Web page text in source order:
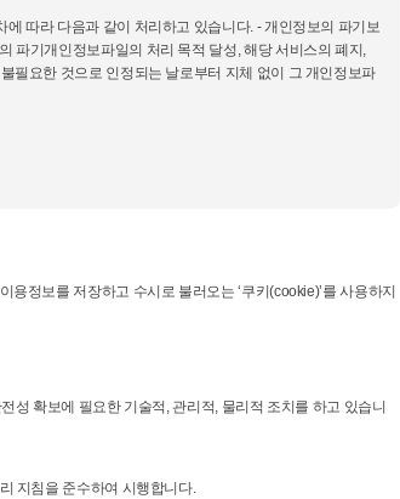
따라 다음과 같이 처리하고 있습니다. - 개인정보의 파기보
파기개인정보파일의 처리 목적 달성, 해당 서비스의 폐지,
필요한 것으로 인정되는 날로부터 지체 없이 그 개인정보파
정보를 저장하고 수시로 불러오는 ‘쿠키(cookie)’를 사용하지
확보에 필요한 기술적, 관리적, 물리적 조치를 하고 있습니
지침을 준수하여 시행합니다.